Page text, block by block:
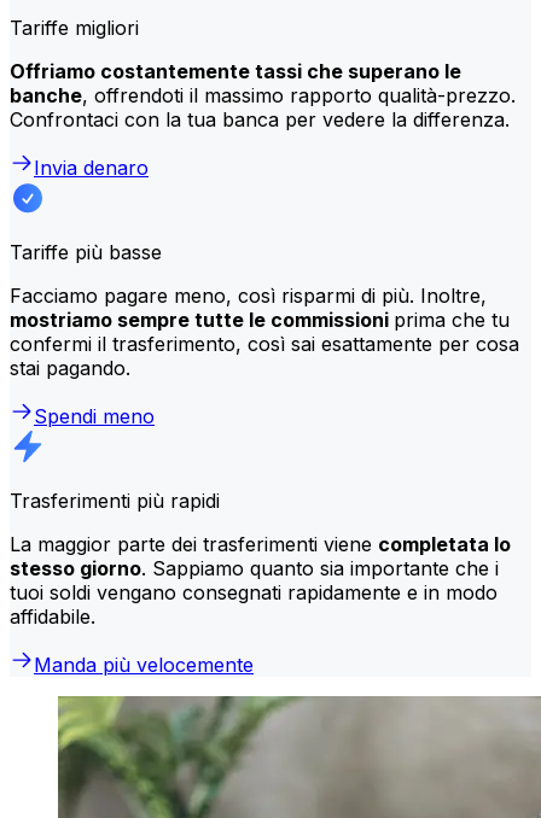
Tariffe migliori
Offriamo costantemente tassi che superano le
banche, offrendoti il massimo rapporto qualità-prezzo.
Confrontaci con la tua banca per vedere la differenza.
Invia denaro
Tariffe più basse
Facciamo pagare meno, così risparmi di più. Inoltre,
mostriamo sempre tutte le commissioni prima che tu
confermi il trasferimento, così sai esattamente per cosa
stai pagando.
Spendi meno
Trasferimenti più rapidi
La maggior parte dei trasferimenti viene completata lo
stesso giorno. Sappiamo quanto sia importante che i
tuoi soldi vengano consegnati rapidamente e in modo
affidabile.
Manda più velocemente